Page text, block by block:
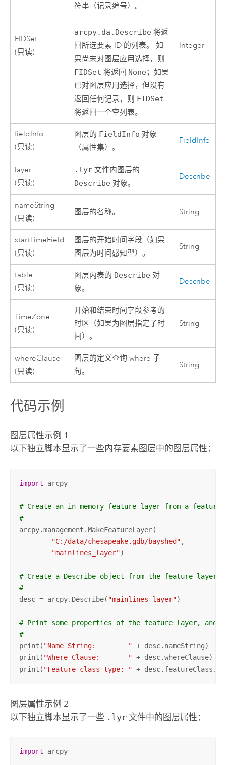
FIDSet
(只读)
符串（记录编号）。
arcpy.da.Describe 将返
回所选要素 ID 的列表。 如
果尚未对图层应用选择，则
FIDSet 将返回 None；如果
已对图层应用选择，但没有
返回任何记录，则 FIDSet
将返回一个空列表。
Integer
fieldInfo
(只读)
图层的 FieldInfo 对象
（属性集）。
FieldInfo
layer
(只读)
.lyr 文件内图层的
Describe 对象。
Describe
nameString
(只读)
图层的名称。 String
startTimeField
(只读)
图层的开始时间字段（如果
图层为时间感知型）。
String
table
(只读)
图层内表的 Describe 对
象。
Describe
TimeZone
(只读)
开始和结束时间字段参考的
时区（如果为图层指定了时
间）。
String
whereClause
(只读)
图层的定义查询 where 子
句。
String
代码示例
图层属性示例 1
以下独立脚本显示了一些内存要素图层中的图层属性：
import arcpy
# Create an in memory feature layer from a feature
#
arcpy.management.MakeFeatureLayer(
"C:/data/chesapeake.gdb/bayshed" ,
"mainlines_layer")
# Create a Describe object from the feature layer.
#
desc = arcpy.Describe( "mainlines_layer")
# Print some properties of the feature layer, and
#
print( "Name String:        " + desc.nameString)
print( "Where Clause:       " + desc.whereClause)
print( "Feature class type: " +
图层属性示例 2
以下独立脚本显示了一些 .lyr文件中的图层属性：
import arcpy